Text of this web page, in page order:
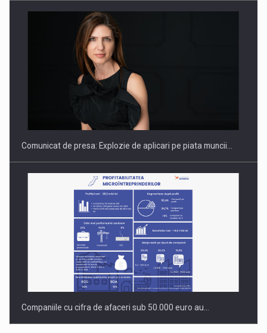
PUTTING ROMANIAN CORPORATE COMPANIES ON THE
INTERNATIONAL BUSINESS SCENE
Comunicat de presa: Explozie de aplicari pe piata muncii…
Companiile cu cifra de afaceri sub 50.000 euro au…